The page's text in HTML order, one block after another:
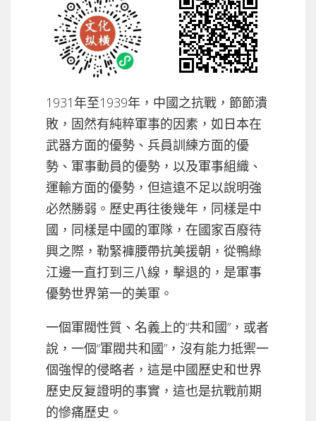
1931年至1939年，中國之抗戰，節節潰
敗，固然有純粹軍事的因素，如日本在
武器方面的優勢、兵員訓練方面的優
勢、軍事動員的優勢，以及軍事組織、
運輸方面的優勢，但這遠不足以說明強
必然勝弱。歷史再往後幾年，同樣是中
國，同樣是中國的軍隊，在國家百廢待
興之際，勒緊褲腰帶抗美援朝，從鴨綠
江邊一直打到三八線，擊退的，是軍事
優勢世界第一的美軍。
一個軍閥性質、名義上的“共和國”，或者
說，一個“軍閥共和國”，沒有能力抵禦一
個強悍的侵略者，這是中國歷史和世界
歷史反复證明的事實，這也是抗戰前期
的慘痛歷史。